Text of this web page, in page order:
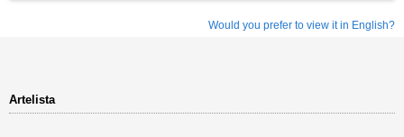
Would you prefer to view it in English?
Artelista